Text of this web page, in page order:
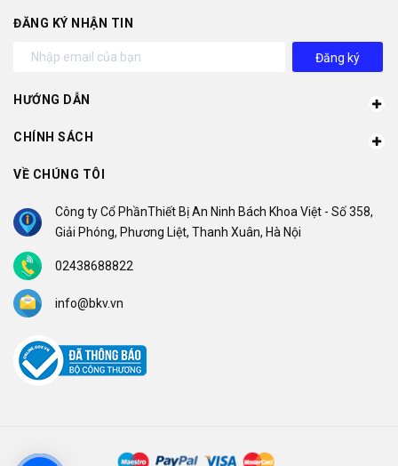
ĐĂNG KÝ NHẬN TIN
Đăng ký
HƯỚNG DẪN
CHÍNH SÁCH
VỀ CHÚNG TÔI
Công ty Cổ PhầnThiết Bị An Ninh Bách Khoa Việt - Số 358,
Giải Phóng, Phương Liệt, Thanh Xuân, Hà Nội
02438688822
info@bkv.vn